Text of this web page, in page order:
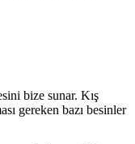
bize sunar. Kış
gereken bazı besinler